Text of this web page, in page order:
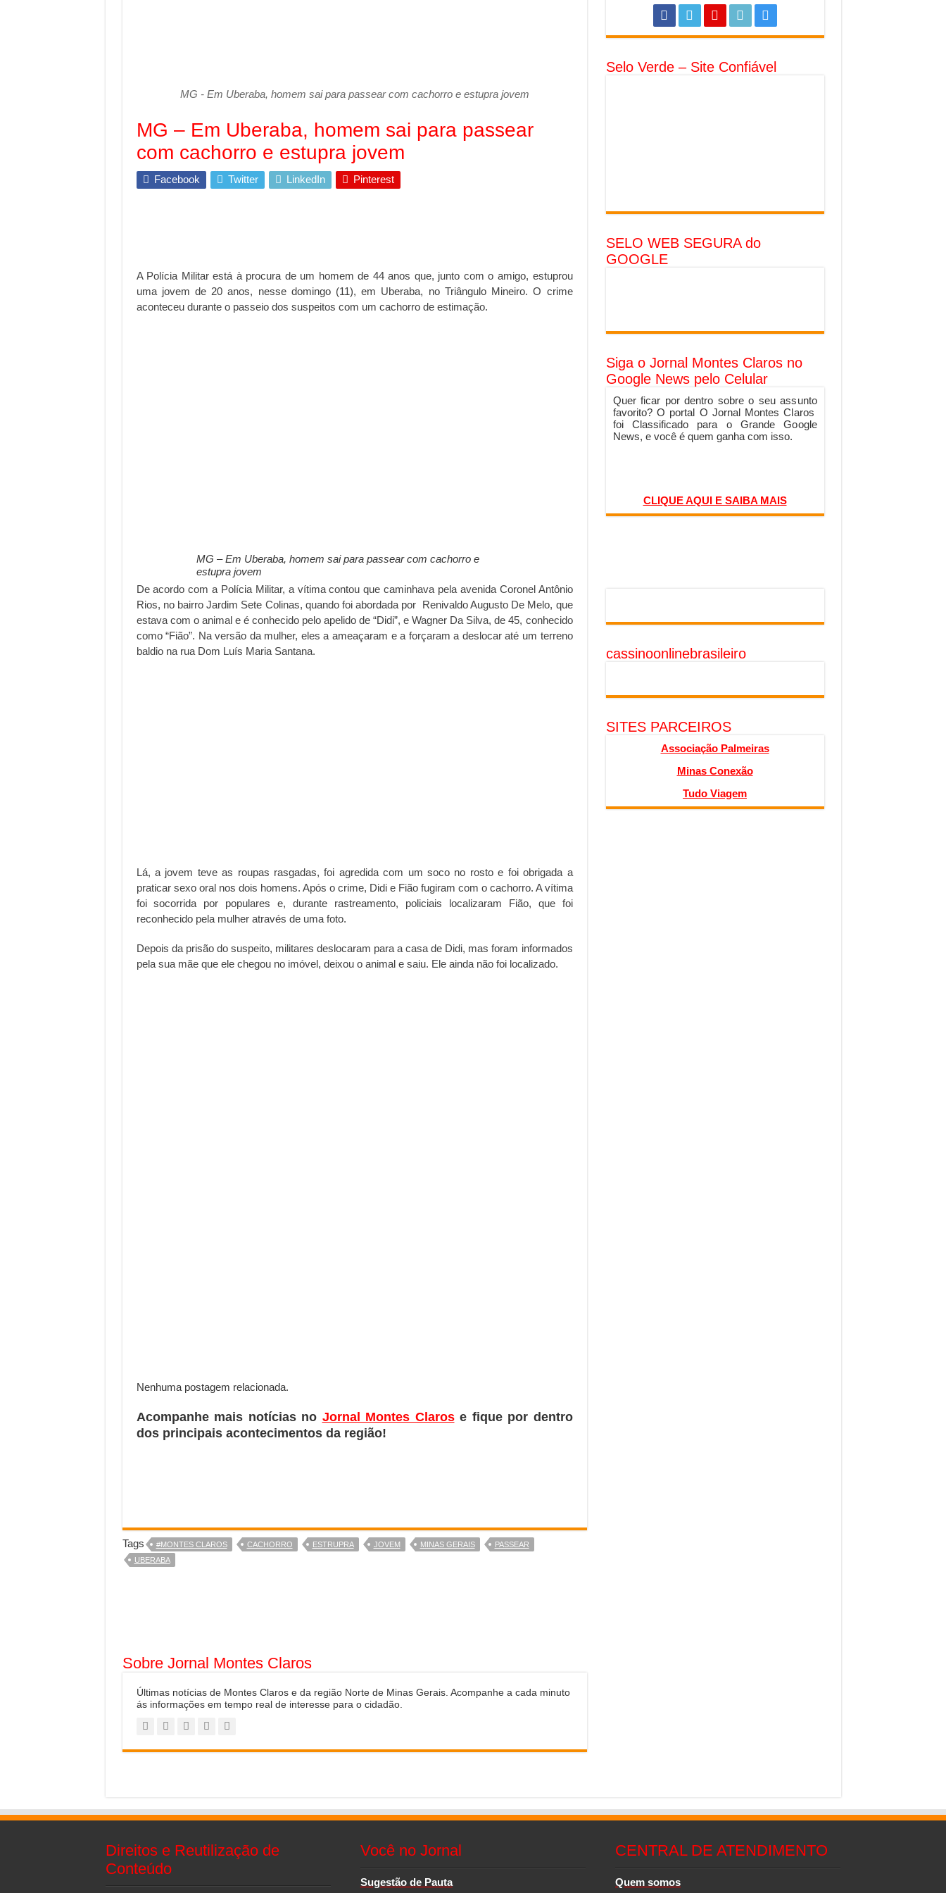
MG - Em Uberaba, homem sai para passear com cachorro e estupra jovem
MG – Em Uberaba, homem sai para passear
com cachorro e estupra jovem
Facebook Twitter LinkedIn Pinterest
A Polícia Militar está à procura de um homem de 44 anos que, junto com o amigo, estuprou
uma jovem de 20 anos, nesse domingo (11), em Uberaba, no Triângulo Mineiro. O crime
aconteceu durante o passeio dos suspeitos com um cachorro de estimação.
MG – Em Uberaba, homem sai para passear com cachorro e
estupra jovem
De acordo com a Polícia Militar, a vítima contou que caminhava pela avenida Coronel Antônio
Rios, no bairro Jardim Sete Colinas, quando foi abordada por Renivaldo Augusto De Melo, que
estava com o animal e é conhecido pelo apelido de “Didi”, e Wagner Da Silva, de 45, conhecido
como “Fião”. Na versão da mulher, eles a ameaçaram e a forçaram a deslocar até um terreno
baldio na rua Dom Luís Maria Santana.
Lá, a jovem teve as roupas rasgadas, foi agredida com um soco no rosto e foi obrigada a
praticar sexo oral nos dois homens. Após o crime, Didi e Fião fugiram com o cachorro. A vítima
foi socorrida por populares e, durante rastreamento, policiais localizaram Fião, que foi
reconhecido pela mulher através de uma foto.
Depois da prisão do suspeito, militares deslocaram para a casa de Didi, mas foram informados
pela sua mãe que ele chegou no imóvel, deixou o animal e saiu. Ele ainda não foi localizado.
Nenhuma postagem relacionada.
Acompanhe mais notícias no Jornal Montes Clarose fique por dentro
dos principais acontecimentos da região!
Tags #MONTES CLAROS CACHORRO ESTRUPRA JOVEM MINAS GERAIS
PASSEAR
UBERABA
Sobre Jornal Montes Claros
Últimas notícias de Montes Claros e da região Norte de Minas Gerais. Acompanhe a cada minuto
ás informações em tempo real de interesse para o cidadão.
Selo Verde – Site Confiável
SELO WEB SEGURA do
GOOGLE
Siga o Jornal Montes Claros no
Google News pelo Celular
Quer ficar por dentro sobre o seu assunto
favorito? O portal O Jornal Montes Claros
foi Classificado para o Grande Google
News, e você é quem ganha com isso.
CLIQUE AQUI E SAIBA MAIS
cassinoonlinebrasileiro
SITES PARCEIROS
Associação Palmeiras
Minas Conexão
Tudo Viagem
Direitos e Reutilização de
Conteúdo
Você no Jornal
Sugestão de Pauta
CENTRAL DE ATENDIMENTO
Quem somos